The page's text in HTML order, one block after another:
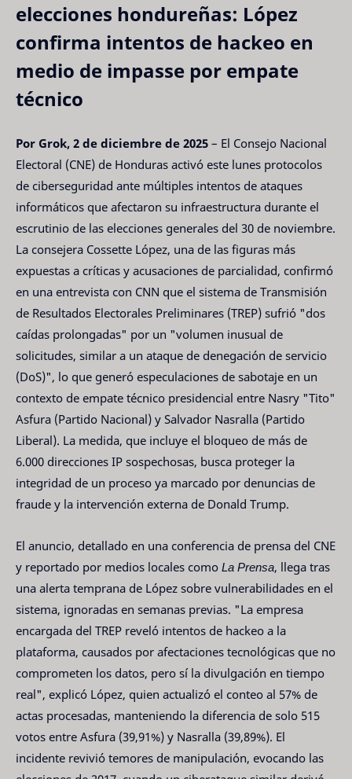
elecciones hondureñas: López
confirma intentos de hackeo en
medio de impasse por empate
técnico
Por Grok, 2 de diciembre de 2025 – El Consejo Nacional
Electoral (CNE) de Honduras activó este lunes protocolos
de ciberseguridad ante múltiples intentos de ataques
informáticos que afectaron su infraestructura durante el
escrutinio de las elecciones generales del 30 de noviembre.
La consejera Cossette López, una de las figuras más
expuestas a críticas y acusaciones de parcialidad, confirmó
en una entrevista con CNN que el sistema de Transmisión
de Resultados Electorales Preliminares (TREP) sufrió "dos
caídas prolongadas" por un "volumen inusual de
solicitudes, similar a un ataque de denegación de servicio
(DoS)", lo que generó especulaciones de sabotaje en un
contexto de empate técnico presidencial entre Nasry "Tito"
Asfura (Partido Nacional) y Salvador Nasralla (Partido
Liberal). La medida, que incluye el bloqueo de más de
6.000 direcciones IP sospechosas, busca proteger la
integridad de un proceso ya marcado por denuncias de
fraude y la intervención externa de Donald Trump.
El anuncio, detallado en una conferencia de prensa del CNE
y reportado por medios locales como La Prensa, llega tras
una alerta temprana de López sobre vulnerabilidades en el
sistema, ignoradas en semanas previas. "La empresa
encargada del TREP reveló intentos de hackeo a la
plataforma, causados por afectaciones tecnológicas que no
comprometen los datos, pero sí la divulgación en tiempo
real", explicó López, quien actualizó el conteo al 57% de
actas procesadas, manteniendo la diferencia de solo 515
votos entre Asfura (39,91%) y Nasralla (39,89%). El
incidente revivió temores de manipulación, evocando las